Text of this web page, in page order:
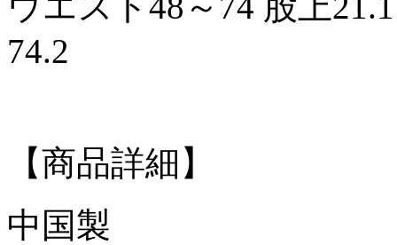
【商品詳細】
中国製